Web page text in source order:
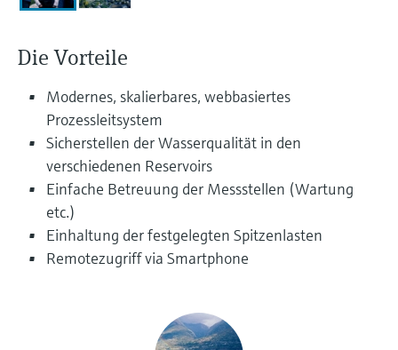
Produktspezifische Informationen und
Ersatzteilsuche
Ersatzteile anhand von Produktwurzel,
Bestellcode oder Seriennummer finden
Füllstandsmessung
Füllstandsmessung Druck
Alle ansehen
Analysatoren für Härte, Eisen,
Prozessphotometer
Mikrowellentransmission
Memosens-Technologie
Alle ansehen
Die Vorteile
Modernes, skalierbares, webbasiertes
Prozessleitsystem
Sicherstellen der Wasserqualität in den
verschiedenen Reservoirs
Einfache Betreuung der Messstellen (Wartung
etc.)
Einhaltung der festgelegten Spitzenlasten
Remotezugriff via Smartphone